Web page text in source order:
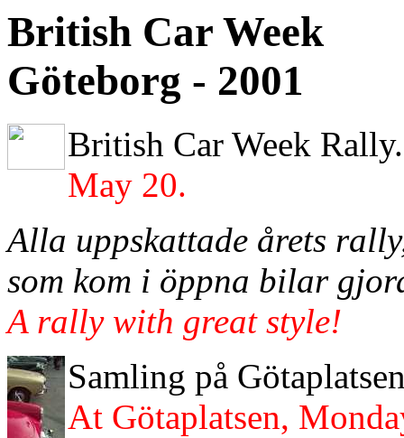
British Car Week
Göteborg - 2001
British Car Week
May 20.
Alla uppskattade årets
som kom i öppna bilar
A rally with great style!
Samling på
At Götaplatsen,